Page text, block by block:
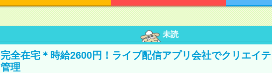
未読
完全在宅＊時給2600円！ライブ配信アプリ会社でクリエイ
管理